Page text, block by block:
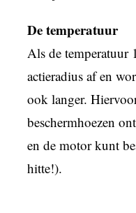
De temperatuur
Als de temperatuur
actieradius af en
ook langer.
beschermhoezen
en de motor kunt
hitte!).